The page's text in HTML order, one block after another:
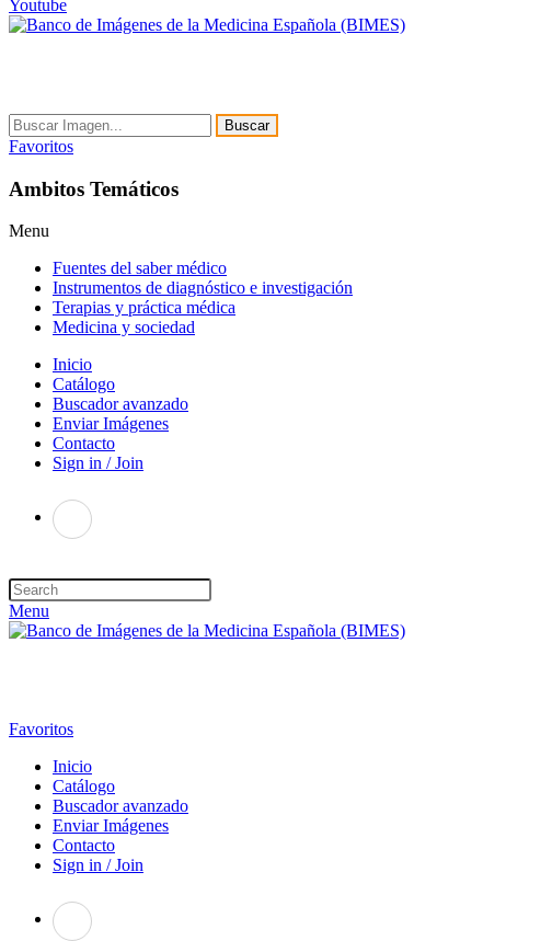
Youtube
Buscar
Favoritos
Ambitos Temáticos
Menu
Fuentes del saber médico
Instrumentos de diagnóstico e investigación
Terapias y práctica médica
Medicina y sociedad
Inicio
Catálogo
Buscador avanzado
Enviar Imágenes
Contacto
Sign in / Join
Menu
Favoritos
Inicio
Catálogo
Buscador avanzado
Enviar Imágenes
Contacto
Sign in / Join